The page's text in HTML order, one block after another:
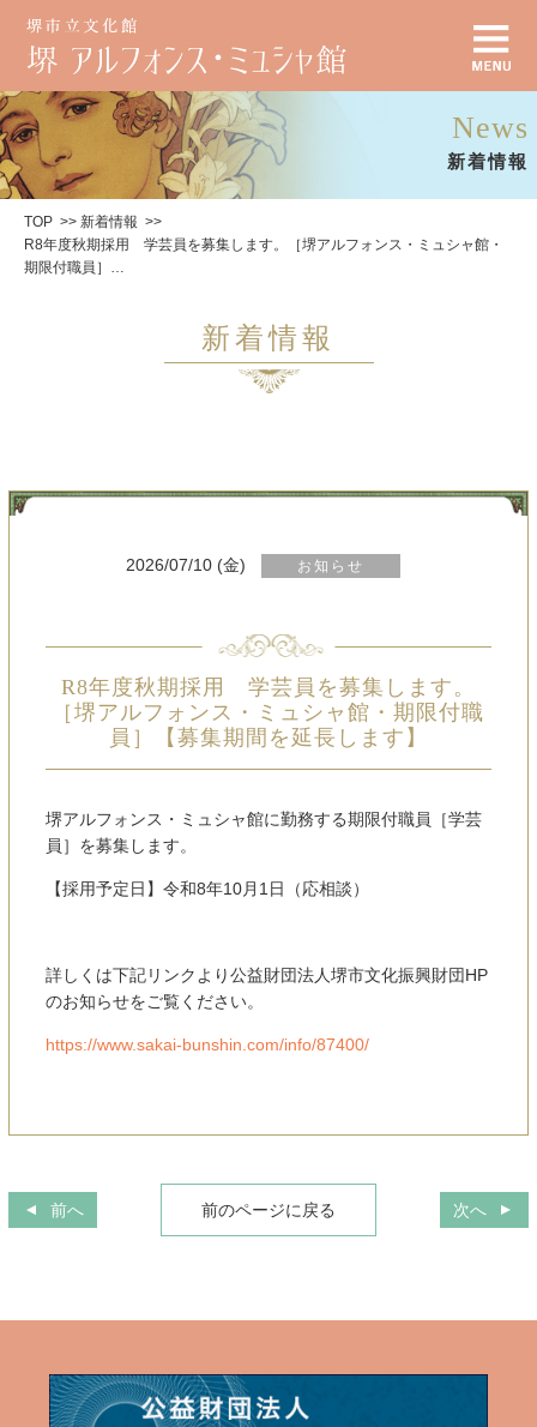
News
新着情報
TOP
新着情報
R8年度秋期採用 学芸員を募集します。［堺アルフォンス・ミュシャ館・
期限付職員］…
新着情報
2026/07/10 (金) お知らせ
R8年度秋期採用 学芸員を募集します。
［堺アルフォンス・ミュシャ館・期限付職
員］【募集期間を延長します】
堺アルフォンス・ミュシャ館に勤務する期限付職員［学芸
員］を募集します。
【採用予定日】令和8年10月 1 日（応相談）
詳しくは下記リンクより公益財団法人堺市文化振興財団HP
のお知らせをご覧くださ い。
https://www.sakai-bunshin.com/info/87400/
前へ 前のページに戻る 次へ